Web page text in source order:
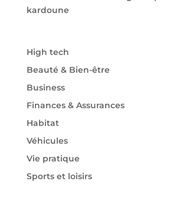
kardoune
High tech
Beauté & Bien-être
Business
Finances & Assurances
Habitat
Véhicules
Vie pratique
Sports et loisirs